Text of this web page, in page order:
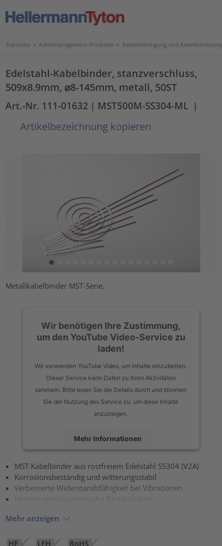
Startseite > Kabelmanagement-Produkte > Kabelbefestigung und
Edelstahl-Kabelbinder, stanzverschluss,
509x8.9mm, ⌀8-145mm, metall, 50ST
Art.-Nr. 111-01632 | MST500M-SS304-ML |
Artikelbezeichnung kopieren
Metallkabelbinder MST-Serie.
Wir benötigen Ihre Zustimmung,
um den YouTube Video-Service zu
laden!
Wir verwenden YouTube Video, um Inhalte einzubetten.
Dieser Service kann Daten zu Ihren Aktivitäten
sammeln. Bitte lesen Sie die Details durch und stimmen
Sie der Nutzung des Service zu, um diese Inhalte
anzuzeigen.
Mehr Informationen
Akzeptieren
powered by Usercentrics Consent Management Platform
MST Kabelbinder aus rostfreiem Edelstahl SS304 (V2A)
Korrosionsbeständig und witterungsstabil
Verbesserte Widerstandsfähigkeit bei Vibrationen
Mehr anzeigen